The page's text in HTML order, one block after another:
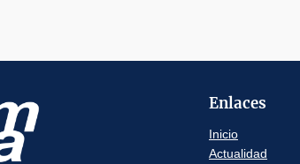
Enlaces
Inicio
Actualidad